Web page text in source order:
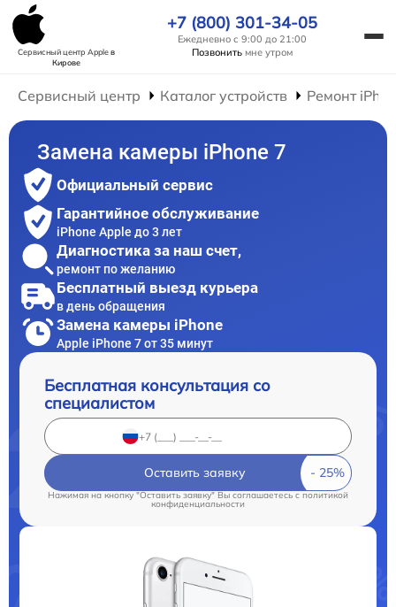
Сервисный центр Appleв
Кирове
+7 (800) 301-34-05
Ежедневно с 9:00 до 21:00
Позвонить мне утром
Сервисный центр Каталог устройств Ремонт
Замена камеры iPhone 7
Официальный сервис
Гарантийное обслуживание
iPhone Apple до 3 лет
Диагностика за наш счет,
ремонт по желанию
Бесплатный выезд курьера
в день обращения
Замена камеры iPhone
Apple iPhone 7 от 35 минут
Бесплатная консультация со
специалистом
Оставить заявку
Нажимая на кнопку "Оставить заявку" Вы соглашаетесь cполитикой
конфиденциальности